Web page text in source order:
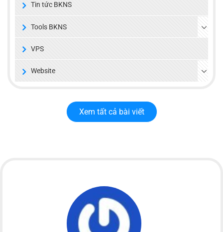
Tin tức BKNS
Tools BKNS
VPS
Website
Xem tất cả bài viết